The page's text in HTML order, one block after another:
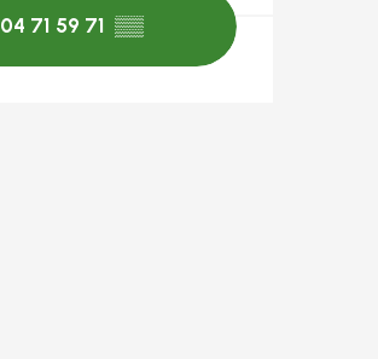
04 71 59 71 ▒▒